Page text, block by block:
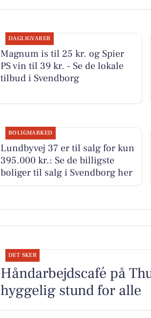
DAGLIGVARER
Magnum is til 25 kr. og Spier
PS vin til 39 kr. - Se de lokale
tilbud i Svendborg
BOLIGMARKED
Lundbyvej 37 er til salg for kun
395.000 kr.: Se de billigste
boliger til salg i Svendborg her
DET SKER
Håndarbejdscafé på
hyggelig stund for alle